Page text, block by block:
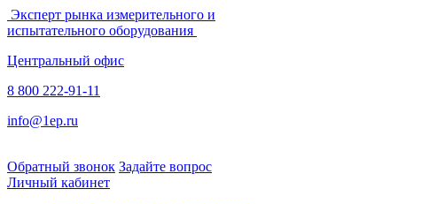
Эксперт рынка измерительного и
испытательного оборудования
Центральный офис
8 800 222-91-11
info@1ep.ru
Обратный звонок Задайте вопрос
Личный кабинет